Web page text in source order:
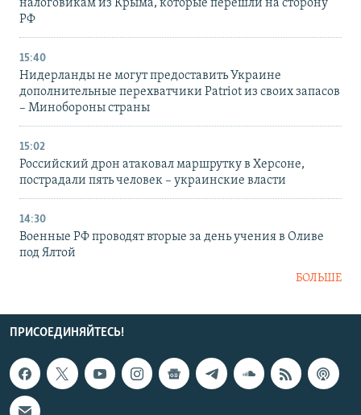
налоговикам из Крыма, которые перешли на сторону
РФ
15:40
Нидерланды не могут предоставить Украине
дополнительные перехватчики Patriot из своих запасов
– Минобороны страны
15:02
Российский дрон атаковал маршрутку в Херсоне,
пострадали пять человек – украинские власти
14:30
Военные РФ проводят вторые за день учения в Оливе
под Ялтой
БОЛЬШЕ
ПРИСОЕДИНЯЙТЕСЬ!